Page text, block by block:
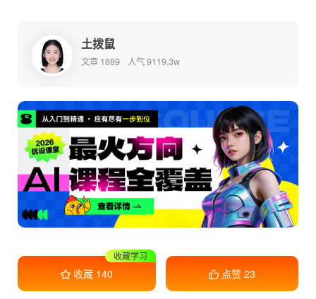
土拨鼠
文章 1889 人气 9119.3w
收藏 140
收藏学习
点赞 23